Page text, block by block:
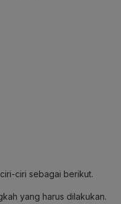
ciri sebagai berikut.
yang harus dilakukan.